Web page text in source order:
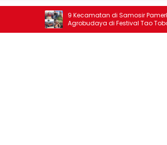
9 Kecamatan di Samosir Pamerkan
Agrobudaya di Festival Tao Toba Jou-
Jou 2026: Membranding Produk Lokal